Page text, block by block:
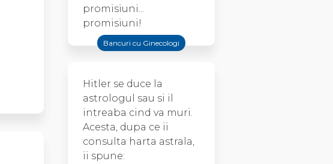
promisiuni...
promisiuni!
Bancuri cu Ginecologi
Hitler se duce la
astrologul sau si il
intreaba cind va muri.
Acesta, dupa ce ii
consulta harta astrala,
ii spune: